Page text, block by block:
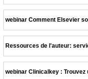
webinar Comment
Ressources de l'auteur:
webinar Clinicalkey :